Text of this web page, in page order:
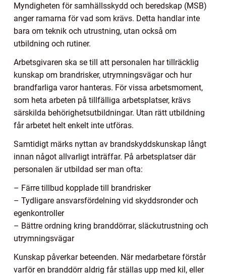
Myndigheten för samhällsskydd och beredskap (MSB)
anger ramarna för vad som krävs. Detta handlar inte
bara om teknik och utrustning, utan också om
utbildning och rutiner.
Arbetsgivaren ska se till att personalen har tillräcklig
kunskap om brandrisker, utrymningsvägar och hur
brandfarliga varor hanteras. För vissa arbetsmoment,
som heta arbeten på tillfälliga arbetsplatser, krävs
särskilda behörighetsutbildningar. Utan rätt utbildning
får arbetet helt enkelt inte utföras.
Samtidigt märks nyttan av brandskyddskunskap långt
innan något allvarligt inträffar. På arbetsplatser där
personalen är utbildad ser man ofta:
– Färre tillbud kopplade till brandrisker
– Tydligare ansvarsfördelning vid skyddsronder och
egenkontroller
– Bättre ordning kring branddörrar, släckutrustning och
utrymningsvägar
Kunskap påverkar beteenden. När medarbetare förstår
varför en branddörr aldrig får ställas upp med kil, eller